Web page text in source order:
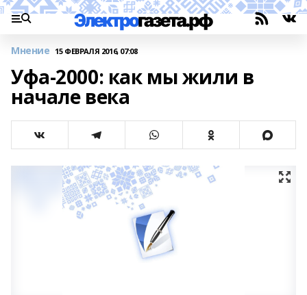
Мнение 15 ФЕВРАЛЯ 2016, 07:08
Уфа-2000: как мы жили в
начале века